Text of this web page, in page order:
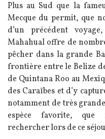
Plus au Sud que la
Mecque du permit, que
d’un précédent
Mahahual offre de
pêcher dans la grande
frontière entre le Belize
de Quintana Roo au
des Caraïbes et d’y
notamment de très
espèce favorite, que
rechercher lors de ce